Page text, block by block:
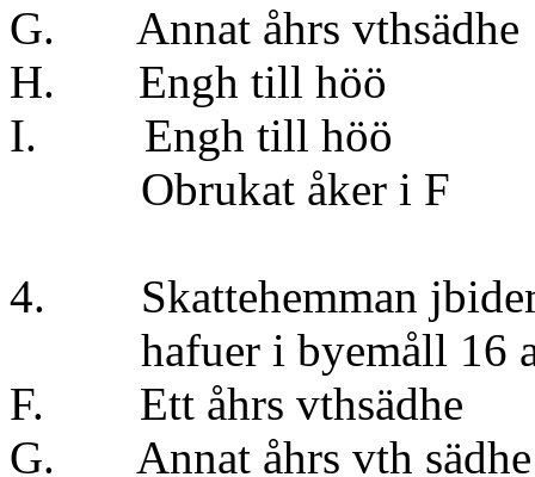
G. Annat åhrs
H. Engh till
I. Engh till
Obrukat
4. Skattehemman
hafuer i byemåll 16
F. Ett åhrs
G. Annat åhrs